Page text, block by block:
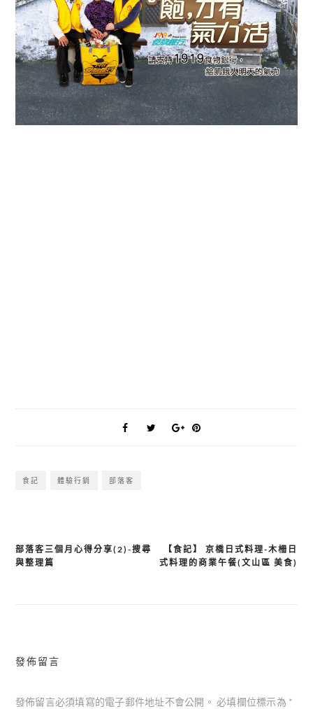
食記 體驗行銷 部落客
文
部落客三個月心得分享(2)-搜尋
與整理篇
【食記】 京橋日式料理-木柵日
式料理的商業午餐(文山區 美食)
發佈留言
發佈留言必須填寫的電子郵件地址不會公開。 必填欄位標示為 *